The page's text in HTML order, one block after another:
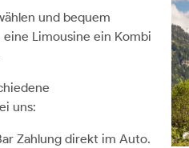
und bequem
Limousine ein Kombi
uns:
Zahlung direkt im Auto.